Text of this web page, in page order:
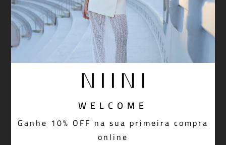
WELCOME
Ganhe 10% OFF na sua primeira compra
online